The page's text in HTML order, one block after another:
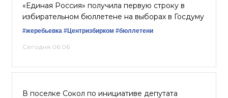
«Единая Россия» получила первую строку в
избирательном бюллетене на выборах в Госдуму
#жеребьевка #Центризбирком #бюллетени
Сегодня 06:06
В поселке Сокол по инициативе депутата